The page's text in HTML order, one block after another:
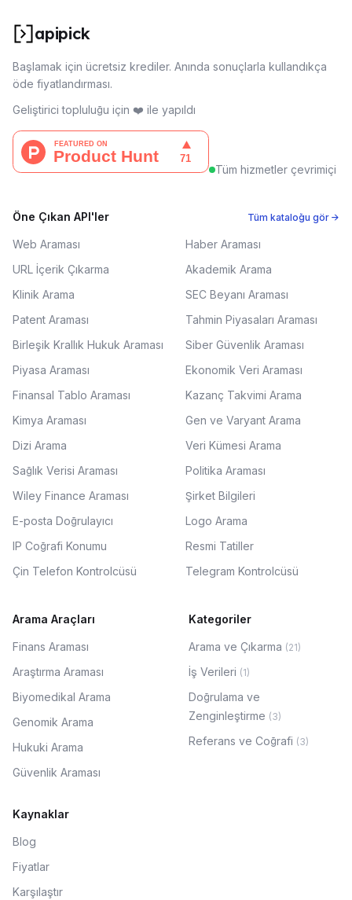
apipick
Başlamak için ücretsiz krediler. Anında sonuçlarla kullandıkça
öde fiyatlandırması.
Geliştirici topluluğu için ❤️ ile yapıldı
Tüm hizmetler çevrimiçi
Öne Çıkan API'ler Tüm kataloğu gör →
Web Araması
Haber Araması
URL İçerik Çıkarma
Akademik Arama
Klinik Arama
SEC Beyanı Araması
Patent Araması
Tahmin Piyasaları Araması
Birleşik Krallık Hukuk Araması
Siber Güvenlik Araması
Piyasa Araması
Ekonomik Veri Araması
Finansal Tablo Araması
Kazanç Takvimi Arama
Kimya Araması
Gen ve Varyant Arama
Dizi Arama
Veri Kümesi Arama
Sağlık Verisi Araması
Politika Araması
Wiley Finance Araması
Şirket Bilgileri
E-posta Doğrulayıcı
Logo Arama
IP Coğrafi Konumu
Resmi Tatiller
Çin Telefon Kontrolcüsü
Telegram Kontrolcüsü
Arama Araçları
Finans Araması
Araştırma Araması
Biyomedikal Arama
Genomik Arama
Hukuki Arama
Güvenlik Araması
Kategoriler
Arama ve Çıkarma (21)
İş Verileri (1)
Doğrulama ve
Zenginleştirme (3)
Referans ve Coğrafi (3)
Kaynaklar
Blog
Fiyatlar
Karşılaştır